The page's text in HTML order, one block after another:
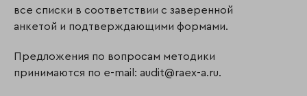
все списки в соответствии с заверенной
анкетой и подтверждающими формами.
Предложения по вопросам методики
принимаются по e-mail: audit@raex-a.ru.